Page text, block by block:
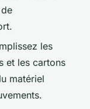
les
et les cartons
matériel